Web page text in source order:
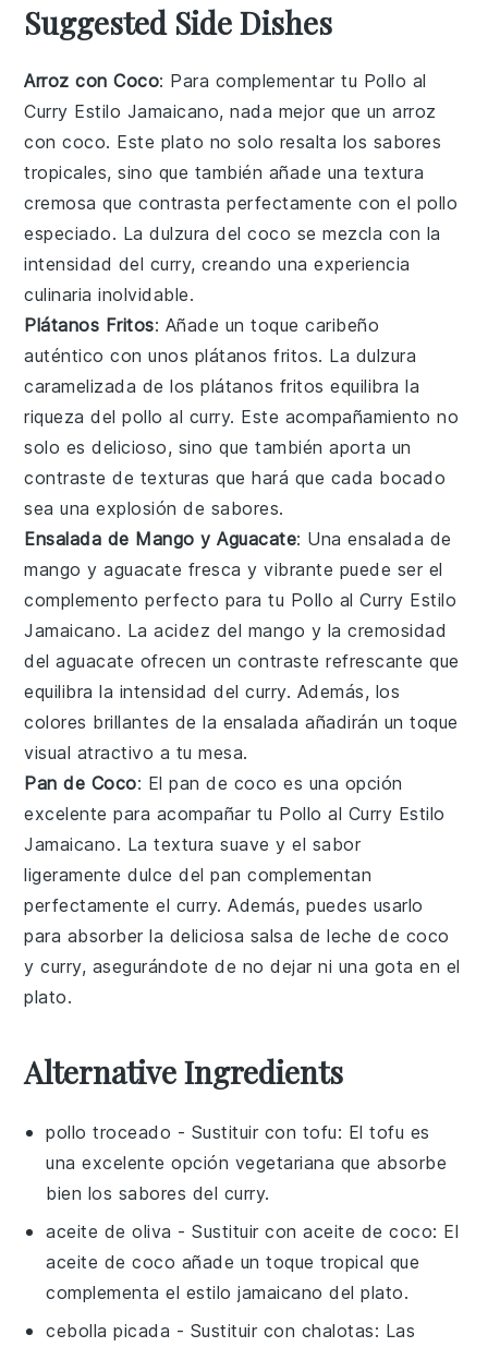
Suggested Side Dishes
Arroz con Coco: Para complementar tu Pollo al
Curry Estilo Jamaicano, nada mejor que unarroz
con coco. Este plato no solo resalta los sabores
tropicales, sino que también añade una textura
cremosa que contrasta perfectamente con el pollo
especiado. La dulzura delcoco se mezcla con la
intensidad del curry, creando una experiencia
culinaria inolvidable.
Plátanos Fritos: Añade un toque caribeño
auténtico con unos plátanos fritos. La dulzura
caramelizada de losplátanos fritos equilibra la
riqueza delpollo al curry. Este acompañamiento no
solo es delicioso, sino que también aporta un
contraste de texturas que hará que cada bocado
sea una explosión de sabores.
Ensalada de Mango y Aguacate: Unaensalada de
mango y aguacate fresca y vibrante puede ser el
complemento perfecto para tu Pollo al Curry Estilo
Jamaicano. La acidez del mango y la cremosidad
delaguacate ofrecen un contraste refrescante que
equilibra la intensidad delcurry. Además, los
colores brillantes de la ensalada añadirán un toque
visual atractivo a tu mesa.
Pan de Coco: Elpan de coco es una opción
excelente para acompañar tu Pollo al Curry Estilo
Jamaicano. La textura suave y el sabor
ligeramente dulce delpan complementan
perfectamente el curry. Además, puedes usarlo
para absorber la deliciosa salsa deleche de coco
ycurry, asegurándote de no dejar ni una gota en el
plato.
Alternative Ingredients
pollo troceado - Sustituir con tofu: El tofu es
una excelente opción vegetariana que absorbe
bien los sabores del curry.
aceite de oliva - Sustituir conaceite de coco: El
aceite de coco añade un toque tropical que
complementa el estilo jamaicano del plato.
cebolla picada - Sustituir con chalotas: Las